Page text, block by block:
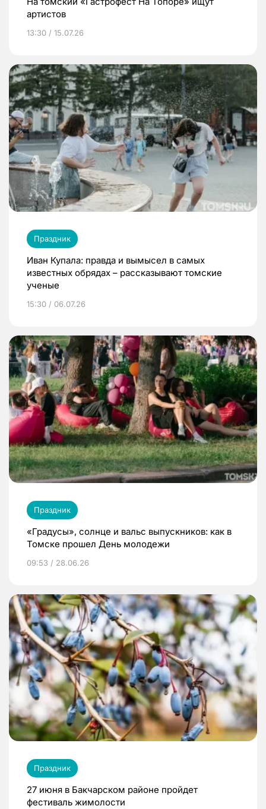
артистов
13:30 / 15.07.26
Праздник
Иван Купала: правда и вымысел в самых
известных обрядах – рассказывают томские
ученые
15:30 / 06.07.26
Праздник
«Градусы», солнце и вальс выпускников: как в
Томске прошел День молодежи
09:53 / 28.06.26
Праздник
27 июня в Бакчарском районе пройдет
фестиваль жимолости